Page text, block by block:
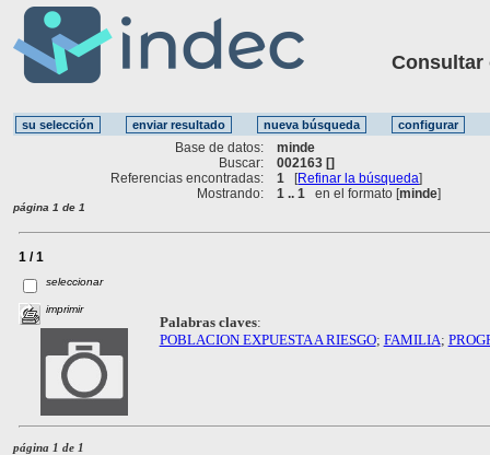
Consultar
Base de datos:
minde
Buscar:
002163 []
Referencias encontradas:
1 [Refinar la búsqueda]
Mostrando:
1 .. 1 en el formato [minde]
página 1 de 1
1 / 1
seleccionar
imprimir
Palabras claves:
POBLACION EXPUESTA A RIESGO; FAMILIA;
página 1 de 1